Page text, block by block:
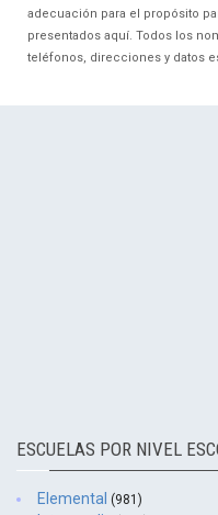
adecuación para el propósito
presentados aquí. Todos los
teléfonos, direcciones y datos
ESCUELAS POR NIVEL
Elemental (981)